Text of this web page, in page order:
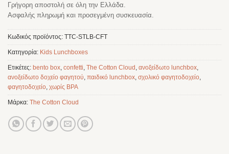
Γρήγορη αποστολή σε όλη την Ελλάδα.
Ασφαλής πληρωμή και προσεγμένη συσκευασία.
Κωδικός προϊόντος: TTC-STLB-CFT
Κατηγορία: Kids Lunchboxes
Ετικέτες: bento box, confetti, The Cotton Cloud, ανοξείδωτο lunchbox,
ανοξείδωτο δοχείο φαγητού, παιδικό lunchbox, σχολικό φαγητοδοχείο,
φαγητοδοχείο, χωρίς BPA
Μάρκα: The Cotton Cloud